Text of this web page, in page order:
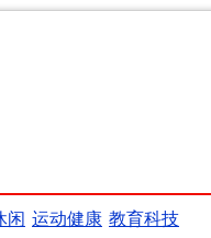
闲 运动健康 教育科技